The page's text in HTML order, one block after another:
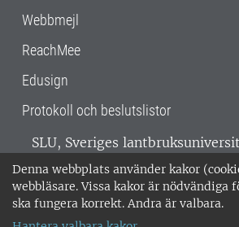
Denna webbplats använder kakor
webbläsare. Vissa kakor är nödvändiga
ska fungera korrekt. Andra är valbara.
Webbmejl
ReachMee
Edusign
Protokoll och beslutslistor
SLU, Sveriges
verksamhet över hela Sverige.
Alnarp, Uppsala och Umeå.SLU
miljöcertifierat enligt ISO 14001.
018-67 10 00 • Org nr: 202100-